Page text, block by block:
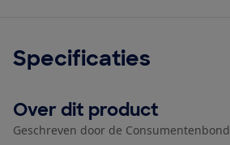
Specificaties
Over dit product
Geschreven door de Consumentenbond